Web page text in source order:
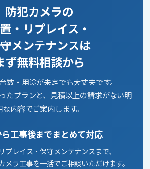
ができます。ただし、その場合、当
能が正常に利用できないことがあり
報の開示・訂正・利用停止等
、訂正、追加、削除、利用停止、消
の停止等の請求があった場合、当セ
人確認のうえ、法令に従い適切に対
場合があります。その場合は、理由
努めます。
防犯カメラの
・リプレイス・
メンテナンスは
ず無料相談から
数・用途が未定でも大丈夫です。
たプランと、見積以上の請求がない明
な内容でご案内します。
工事後までまとめて対応
プレイス・保守メンテナンスまで、
メラ工事を一括でご相談いただけます。